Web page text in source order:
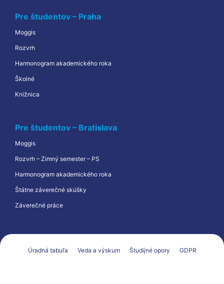
Pre študentov – Praha
Moggis
Rozvrh
Harmonogram akademického roka
Školné
Knižnica
Pre študentov – Bratislava
Moggis
Rozvrh – Zimný semester – PS
Harmonogram akademického roka
Štátne záverečné skúšky
Záverečné práce
Úradná tabuľa Veda a výskum Študijné opory GDPR